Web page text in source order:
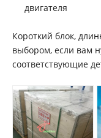
двигателя
Короткий блок,
выбором, если вам
соответствующие